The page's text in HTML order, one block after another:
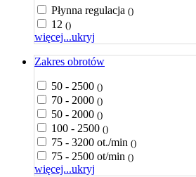
Płynna regulacja ()
12 ()
więcej...ukryj
Zakres obrotów
50 - 2500 ()
70 - 2000 ()
50 - 2000 ()
100 - 2500 ()
75 - 3200 ot./min ()
75 - 2500 ot/min ()
więcej...ukryj